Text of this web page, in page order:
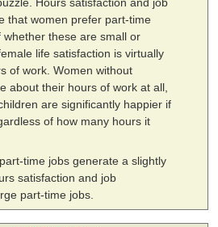
that women prefer part-time
whether these are small or
life satisfaction is virtually
of work. Women without
about their hours of work at all,
are significantly happier if
of how many hours it
time jobs generate a slightly
satisfaction and job
part-time jobs.